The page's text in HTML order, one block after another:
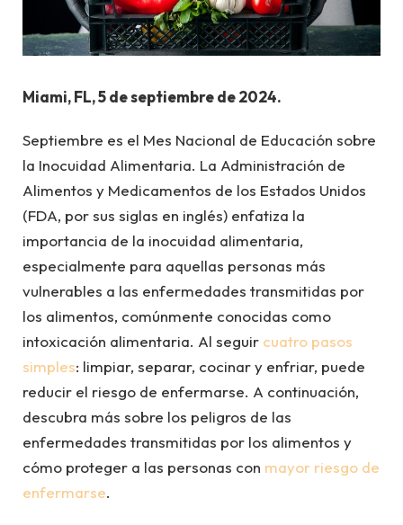
Miami, FL, 5 de septiembre de 2024.
Septiembre es el Mes Nacional de Educación sobre
la Inocuidad Alimentaria. La Administración de
Alimentos y Medicamentos de los Estados Unidos
(FDA, por sus siglas en inglés) enfatiza la
importancia de la inocuidad alimentaria,
especialmente para aquellas personas más
vulnerables a las enfermedades transmitidas por
los alimentos, comúnmente conocidas como
intoxicación alimentaria. Al seguir cuatro pasos
simples: limpiar, separar, cocinar y enfriar, puede
reducir el riesgo de enfermarse. A continuación,
descubra más sobre los peligros de las
enfermedades transmitidas por los alimentos y
cómo proteger a las personas con mayor riesgo de
enfermarse.